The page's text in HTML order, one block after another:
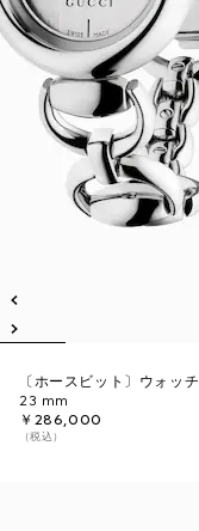
〔ホースビット〕ウォッ
23 mm
￥286,000
（税込）